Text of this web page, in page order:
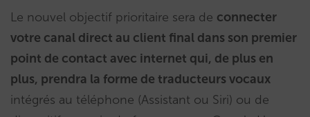
Le nouvel objectif prioritaire sera de connecter
votre canal direct au client final dans son premier
point de contact avec internet qui, de plus en
plus, prendra la forme de traducteurs vocaux
intégrés au téléphone (Assistant ou Siri) ou de